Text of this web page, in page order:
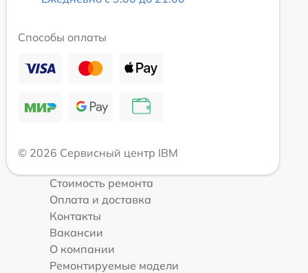
Способы оплаты
© 2026 Сервисный центр IBM
Стоимость ремонта
Оплата и доставка
Контакты
Вакансии
О компании
Ремонтируемые модели